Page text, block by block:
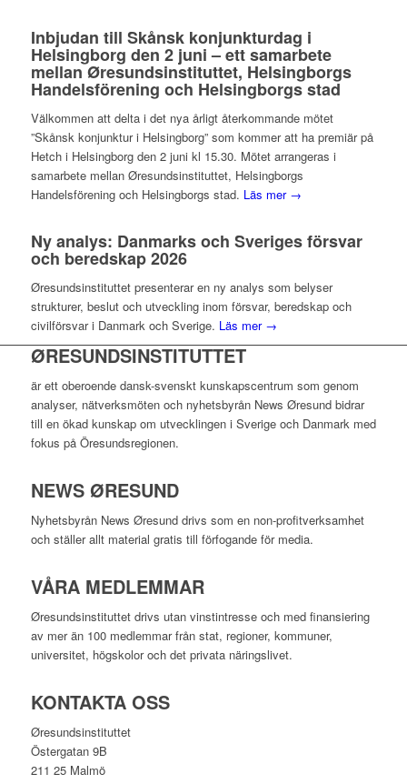
Inbjudan till Skånsk konjunkturdag i
Helsingborg den 2 juni – ett samarbete
mellan Øresundsinstituttet, Helsingborgs
Handelsförening och Helsingborgs stad
Välkommen att delta i det nya årligt återkommande mötet
”Skånsk konjunktur i Helsingborg” som kommer att ha premiär på
Hetch i Helsingborg den 2 juni kl 15.30. Mötet arrangeras i
samarbete mellan Øresundsinstituttet, Helsingborgs
Handelsförening och Helsingborgs stad. Läs mer →
Ny analys: Danmarks och Sveriges försvar
och beredskap 2026
Øresundsinstituttet presenterar en ny analys som belyser
strukturer, beslut och utveckling inom försvar, beredskap och
civilförsvar i Danmark och Sverige. Läs mer →
ØRESUNDSINSTITUTTET
är ett oberoende dansk-svenskt kunskapscentrum som genom
analyser, nätverksmöten och nyhetsbyrån News Øresund bidrar
till en ökad kunskap om utvecklingen i Sverige och Danmark med
fokus på Öresundsregionen.
NEWS ØRESUND
Nyhetsbyrån News Øresund drivs som en non-profitverksamhet
och ställer allt material gratis till förfogande för media.
VÅRA MEDLEMMAR
Øresundsinstituttet drivs utan vinst­intresse och med finansiering
av mer än 100 medlemmar från stat, regioner, kommuner,
universitet, högskolor och det privata näringslivet.
KONTAKTA OSS
Øresundsinstituttet
Östergatan 9B
211 25 Malmö